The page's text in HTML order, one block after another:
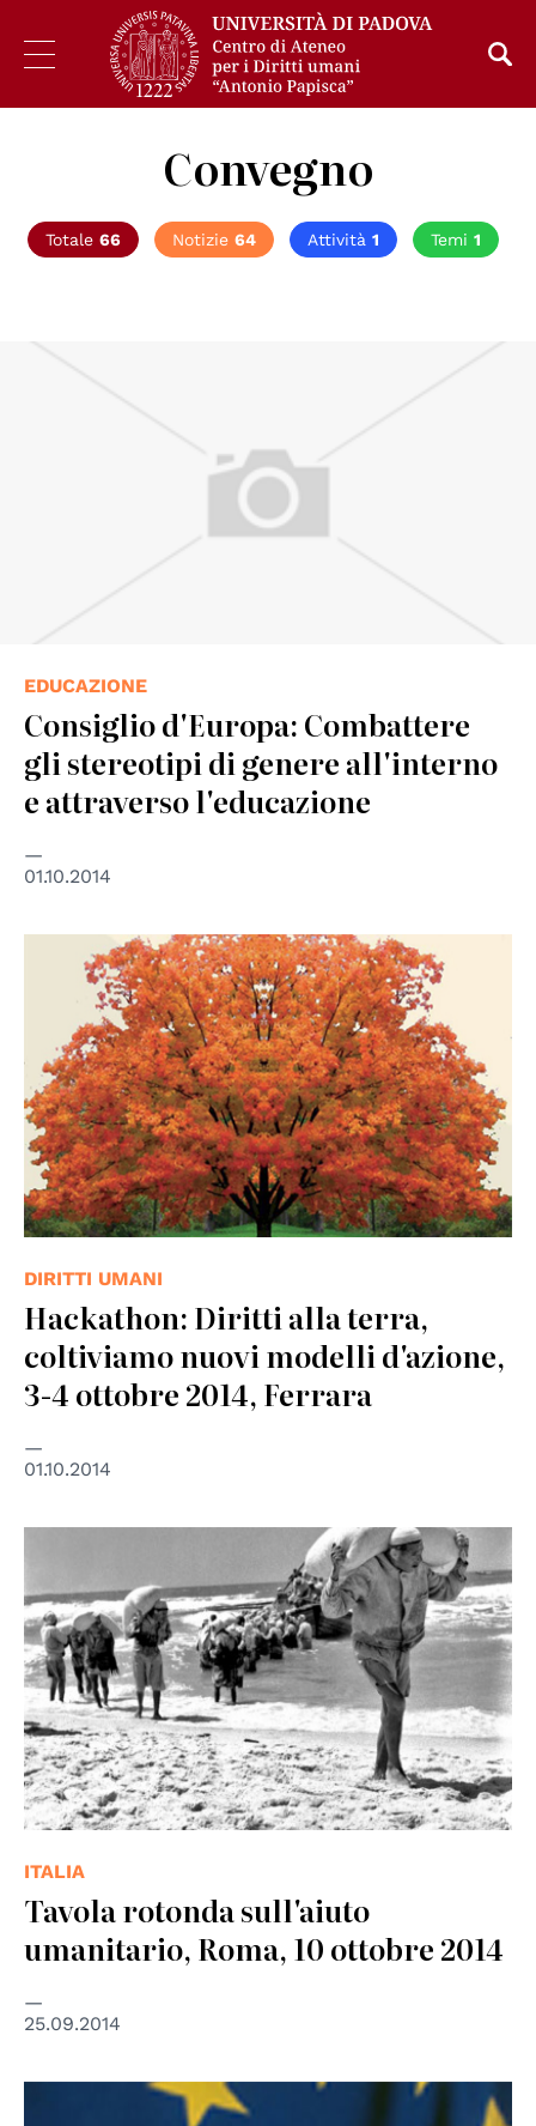
Convegno
Totale 66 Notizie 64 Attività 1 Temi 1
EDUCAZIONE
Consiglio d'Europa: Combattere
gli stereotipi di genere all'interno
e attraverso l'educazione
01.10.2014
DIRITTI UMANI
Hackathon: Diritti alla terra,
coltiviamo nuovi modelli d'azione,
3-4 ottobre 2014, Ferrara
01.10.2014
ITALIA
Tavola rotonda sull'aiuto
umanitario, Roma, 10 ottobre 2014
25.09.2014